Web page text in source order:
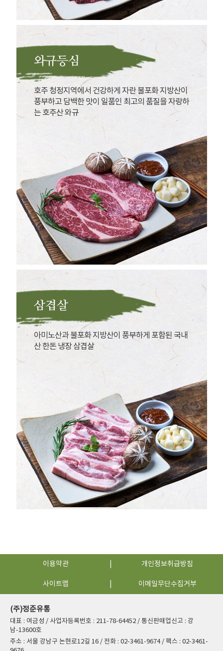
와규등심
호주 청정지역에서 건강하게 자란 불포화 지방산이
풍부하고 담백한 맛이 일품인 최고의 품질을 자랑하
는 호주산 와규
삼겹살
아미노산과 불포화 지방산이 풍부하게 포함된 국내
산 한돈 냉장 삼겹살
이용약관 개인정보취급방침
사이트맵 이메일무단수집거부
(주)정준유통
대표 : 여금성 / 사업자등록번호 : 211-78-64452 / 통신판매업신고 : 강
남-13600호
주소 : 서울 강남구 논현로12길 16 / 전화 : 02-3461-9674 / 팩스 : 02-3461-